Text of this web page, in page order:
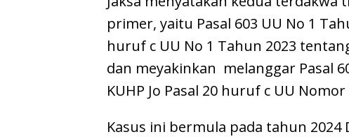
primer, yaitu Pasal 603 UU No 1
huruf c UU No 1 Tahun 2023
dan meyakinkan melanggar Pasal
KUHP Jo Pasal 20 huruf c UU
Kasus ini bermula pada tahun 2024